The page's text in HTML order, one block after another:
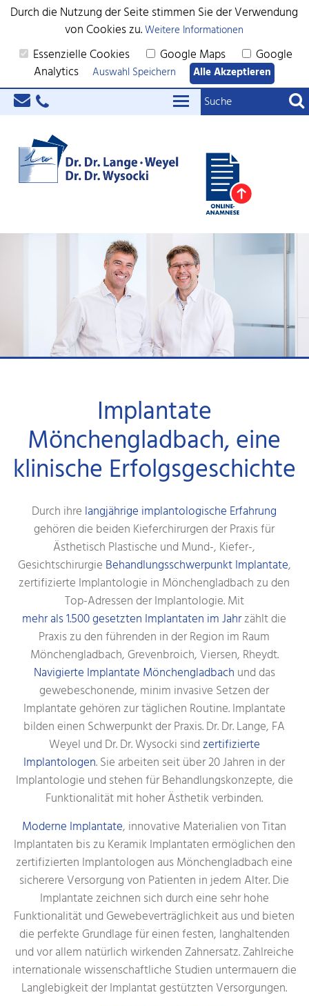
Durch die Nutzung der Seite stimmen Sie der Verwendung
von Cookies zu.Weitere Informationen
Essenzielle Cookies Google Maps Google
Analytics Auswahl Speichern Alle Akzeptieren
Implantate
Mönchengladbach, eine
klinische Erfolgsgeschichte
Durch ihrelangjährige implantologische Erfahrung
gehören die beiden Kieferchirurgen der Praxis für
Ästhetisch Plastische und Mund-, Kiefer-,
GesichtschirurgieBehandlungsschwerpunkt Implantate,
zertifizierte Implantologie in Mönchengladbach zu den
Top-Adressen der Implantologie. Mit
mehr als 1.500 gesetzten Implantaten im Jahrzählt die
Praxis zu den führenden in der Region im Raum
Mönchengladbach, Grevenbroich, Viersen, Rheydt.
Navigierte Implantate Mönchengladbachund das
gewebeschonende, minim invasive Setzen der
Implantate gehören zur täglichen Routine. Implantate
bilden einen Schwerpunkt der Praxis. Dr. Dr. Lange, FA
Weyel und Dr. Dr. Wysocki sindzertifizierte
Implantologen. Sie arbeiten seit über 20 Jahren in der
Implantologie und stehen für Behandlungskonzepte, die
Funktionalität mit hoher Ästhetik verbinden.
Moderne Implantate, innovative Materialien von Titan
Implantaten bis zu Keramik Implantaten ermöglichen den
zertifizierten Implantologen aus Mönchengladbach eine
sicherere Versorgung von Patienten in jedem Alter. Die
Implantate zeichnen sich durch eine sehr hohe
Funktionalität und Gewebeverträglichkeit aus und bieten
die perfekte Grundlage für einen festen, langhaltenden
und vor allem natürlich wirkenden Zahnersatz. Zahlreiche
internationale wissenschaftliche Studien untermauern die
Langlebigkeit der Implantat gestützten Versorgungen.